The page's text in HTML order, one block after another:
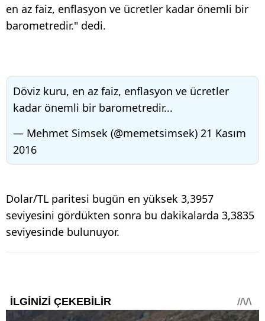
en az faiz, enflasyon ve ücretler kadar önemli bir
barometredir." dedi.
Döviz kuru, en az faiz, enflasyon ve ücretler
kadar önemli bir barometredir...
— Mehmet Simsek (@memetsimsek) 21 Kasım
2016
Dolar/TL paritesi bugün en yüksek 3,3957
seviyesini gördükten sonra bu dakikalarda 3,3835
seviyesinde bulunuyor.